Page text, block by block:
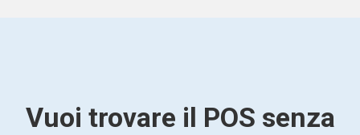
Vuoi trovare il POS senza